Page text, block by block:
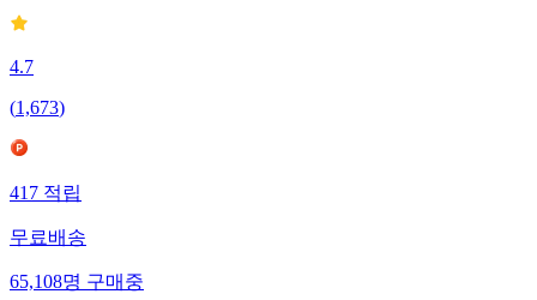
4.7
(1,673)
417 적립
무료배송
65,108명 구매중